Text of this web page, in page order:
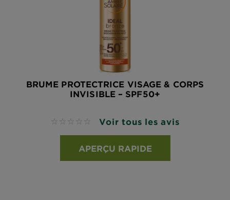
BRUME PROTECTRICE VISAGE & CORPS
INVISIBLE – SPF50+
No reviews Voir tous les avis
APERÇU RAPIDE